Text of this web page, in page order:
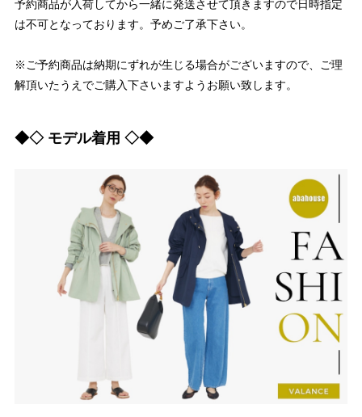
予約商品が入荷してから一緒に発送させて頂きますので日時指定
は不可となっております。予めご了承下さい。
※ご予約商品は納期にずれが生じる場合がございますので、ご理
解頂いたうえでご購入下さいますようお願い致します。
◆◇ モデル着用 ◇◆